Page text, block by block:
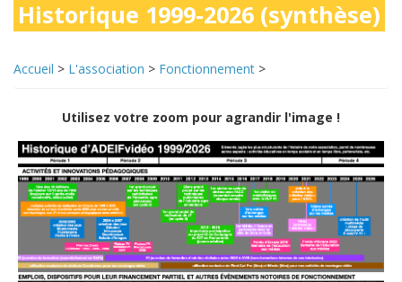
Historique 1999-2026 (synthèse)
Accueil > L'association > Fonctionnement >
Utilisez votre zoom pour agrandir l'image !